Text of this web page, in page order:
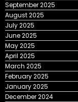
September 2025
August 2025
July 2025
June 2025
May 2025
April 2025
March 2025
February 2025
January 2025
December 2024